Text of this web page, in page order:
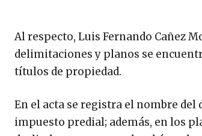
Al respecto, Luis Fernando Cañez
delimitaciones y planos se
títulos de propiedad.
En el acta se registra el nombre
impuesto predial; además, en los